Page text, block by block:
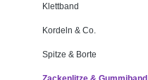
Klettband
Kordeln & Co.
Spitze & Borte